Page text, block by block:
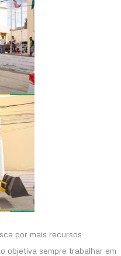
por mais recursos
objetiva sempre trabalhar em